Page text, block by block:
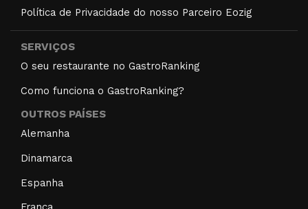
Política de Privacidade do nosso Parceiro Eozig
SERVIÇOS
O seu restaurante no GastroRanking
Como funciona o GastroRanking?
OUTROS PAÍSES
Alemanha
Dinamarca
Espanha